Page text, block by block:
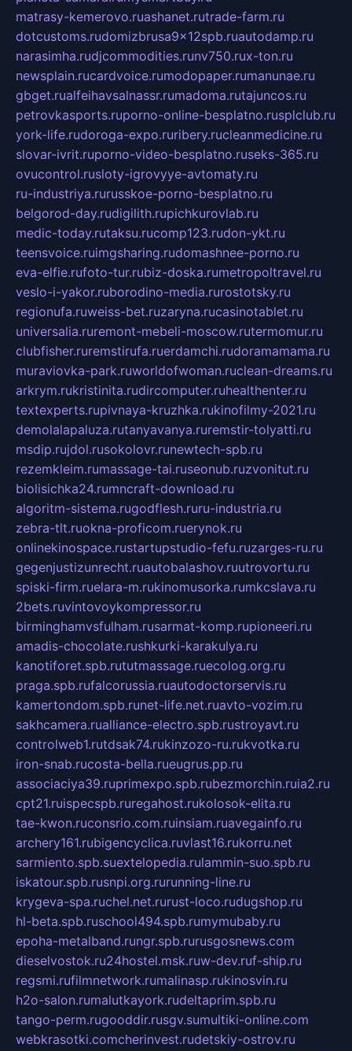
matrasy-kemerovo.ruashanet.rutrade-farm.ru
dotcustoms.rudomizbrusa9x12spb.ruautodamp.ru
narasimha.rudjcommodities.runv750.rux-ton.ru
newsplain.rucardvoice.rumodopaper.rumanunae.ru
gbget.rualfeihavsalnassr.rumadoma.rutajuncos.ru
petrovkasports.ruporno-online-besplatno.rusplclub.ru
york-life.rudoroga-expo.ruribery.rucleanmedicine.ru
slovar-ivrit.ruporno-video-besplatno.ruseks-365.ru
ovucontrol.rusloty-igrovyye-avtomaty.ru
ru-industriya.rurusskoe-porno-besplatno.ru
belgorod-day.rudigilith.rupichkurovlab.ru
medic-today.rutaksu.rucomp123.rudon-ykt.ru
teensvoice.ruimgsharing.rudomashnee-porno.ru
eva-elfie.rufoto-tur.rubiz-doska.rumetropoltravel.ru
veslo-i-yakor.ruborodino-media.rurostotsky.ru
regionufa.ruweiss-bet.ruzaryna.rucasinotablet.ru
universalia.ruremont-mebeli-moscow.rutermomur.ru
clubfisher.ruremstirufa.ruerdamchi.rudoramamama.ru
muraviovka-park.ruworldofwoman.ruclean-dreams.ru
arkrym.rukristinita.rudircomputer.ruhealthenter.ru
textexperts.rupivnaya-kruzhka.rukinofilmy-2021.ru
demolalapaluza.rutanyavanya.ruremstir-tolyatti.ru
msdip.rujdol.rusokolovr.runewtech-spb.ru
rezemkleim.rumassage-tai.ruseonub.ruzvonitut.ru
biolisichka24.rumncraft-download.ru
algoritm-sistema.rugodflesh.ruru-industria.ru
zebra-tlt.ruokna-proficom.ruerynok.ru
onlinekinospace.rustartupstudio-fefu.ruzarges-ru.ru
gegenjustizunrecht.ruautobalashov.ruutrovortu.ru
spiski-firm.ruelara-m.rukinomusorka.rumkcslava.ru
2bets.ruvintovoykompressor.ru
birminghamvsfulham.rusarmat-komp.rupioneeri.ru
amadis-chocolate.rushkurki-karakulya.ru
kanotiforet.spb.rututmassage.ruecolog.org.ru
praga.spb.rufalcorussia.ruautodoctorservis.ru
kamertondom.spb.runet-life.net.ruavto-vozim.ru
sakhcamera.rualliance-electro.spb.rustroyavt.ru
controlweb1.rutdsak74.rukinzozo-ru.rukvotka.ru
iron-snab.rucosta-bella.rueugrus.pp.ru
associaciya39.ruprimexpo.spb.rubezmorchin.ruia2.ru
cpt21.ruispecspb.ruregahost.rukolosok-elita.ru
tae-kwon.ruconsrio.com.ruinsiam.ruavegainfo.ru
archery161.rubigencyclica.ruvlast16.rukorru.net
sarmiento.spb.suextelopedia.rulammin-suo.spb.ru
iskatour.spb.rusnpi.org.rurunning-line.ru
krygeva-spa.ruchel.net.rurust-loco.rudugshop.ru
hl-beta.spb.ruschool494.spb.rumymubaby.ru
epoha-metalband.rungr.spb.rurusgosnews.com
dieselvostok.ru24hostel.msk.ruw-dev.ruf-ship.ru
regsmi.rufilmnetwork.rumalinasp.rukinosvin.ru
h2o-salon.rumalutkayork.rudeltaprim.spb.ru
tango-perm.rugooddir.rusgv.sumultiki-online.com
webkrasotki.comcherinvest.rudetskiy-ostrov.ru